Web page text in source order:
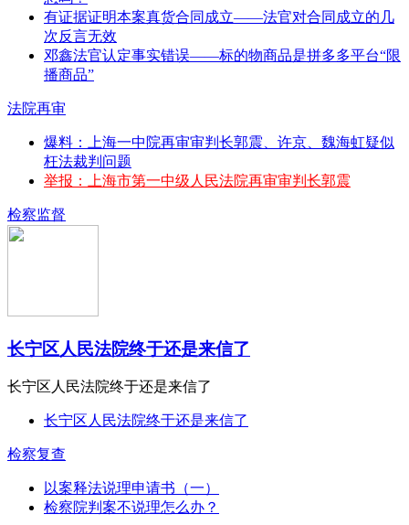
有证据证明本案真货合同成立——法官对合同成立的几
次反言无效
邓鑫法官认定事实错误——标的物商品是拼多多平台“限
播商品”
法院再审
爆料：上海一中院再审审判长郭震、许京、魏海虹疑似
枉法裁判问题
举报：上海市第一中级人民法院再审审判长郭震
检察监督
长宁区人民法院终于还是来信了
长宁区人民法院终于还是来信了
长宁区人民法院终于还是来信了
检察复查
以案释法说理申请书（一）
检察院判案不说理怎么办？